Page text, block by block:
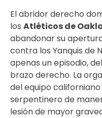
El abridor derecho
los Atléticos de
abandonar su
contra los Yanquis de
apenas un episodio,
brazo derecho. La
del equipo
serpentinero de
lesión de mayor